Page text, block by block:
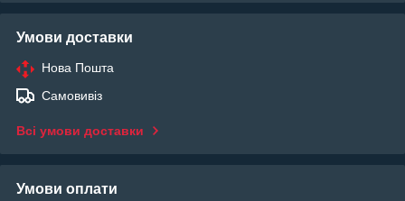
Умови доставки
Нова Пошта
Самовивіз
Всі умови доставки
Умови оплати